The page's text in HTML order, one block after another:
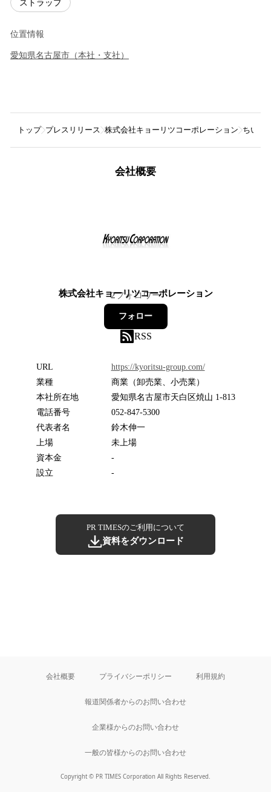
ストラップ
位置情報
愛知県名古屋市 （本社・支社 ）
トップ プレスリリース 株式会社キョーリツコーポレーション ちいか
会社概要
株式会社キョーリツコーポレーション
2フォロワー
フォロー
RSS
URL
https://kyoritsu-group.com/
業種
商業（卸売業、小売業）
本社所在地
愛知県名古屋市天白区焼山 1-813
電話番号
052-847-5300
代表者名
鈴木伸一
上場
未上場
資本金
-
設立
-
PR TIMESのご利用について
資料をダウンロード
会社概要 プライバシーポリシー 利用規約
報道関係者からのお問い合わせ
企業様からのお問い合わせ
一般の皆様からのお問い合わせ
Copyright © PR TIMES Corporation All Rights Reserved.